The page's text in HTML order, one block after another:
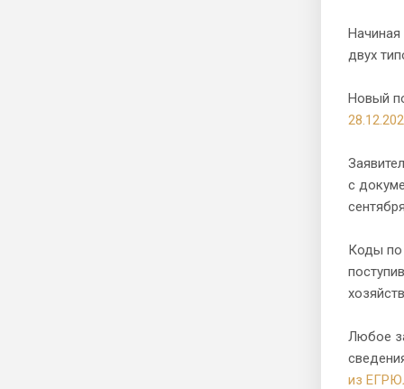
двух
Новый
с
Коды по
Любое
из